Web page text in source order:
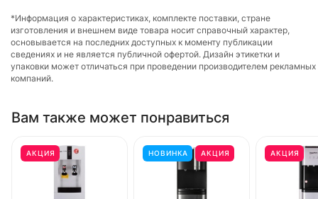
*Информация о характеристиках, комплекте поставки, стране
изготовления и внешнем виде товара носит справочный характер,
основывается на последних доступных к моменту публикации
сведениях и не является публичной офертой. Дизайн этикетки и
упаковки может отличаться при проведении производителем рекламных
компаний.
Вам также может понравиться
АКЦИЯ НОВИНКА АКЦИЯ АКЦИЯ